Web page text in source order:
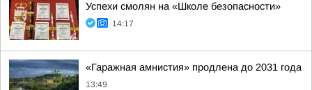
Успехи смолян на «Школе безопасности»
14:17
«Гаражная амнистия» продлена до 2031 года
13:49